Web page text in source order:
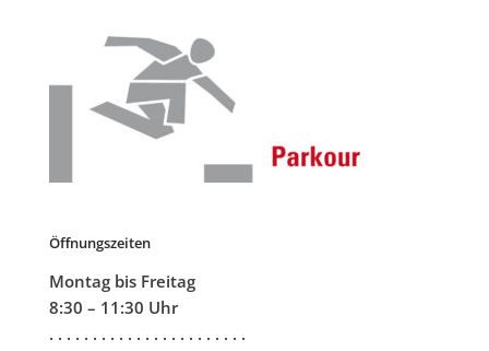
Öffnungszeiten
Montag bis Freitag
8:30 – 11:30 Uhr
. . . . . . . . . . . . . . . . . . . . . . .